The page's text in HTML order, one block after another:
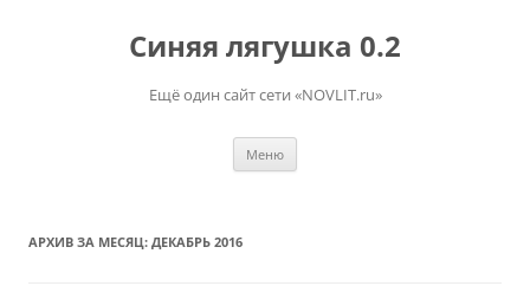
содержимомуСиняя лягушка 0.2
Ещё один сайт сети «NOVLIT.ru»
Меню
АРХИВ ЗА МЕСЯЦ: ДЕКАБРЬ 2016